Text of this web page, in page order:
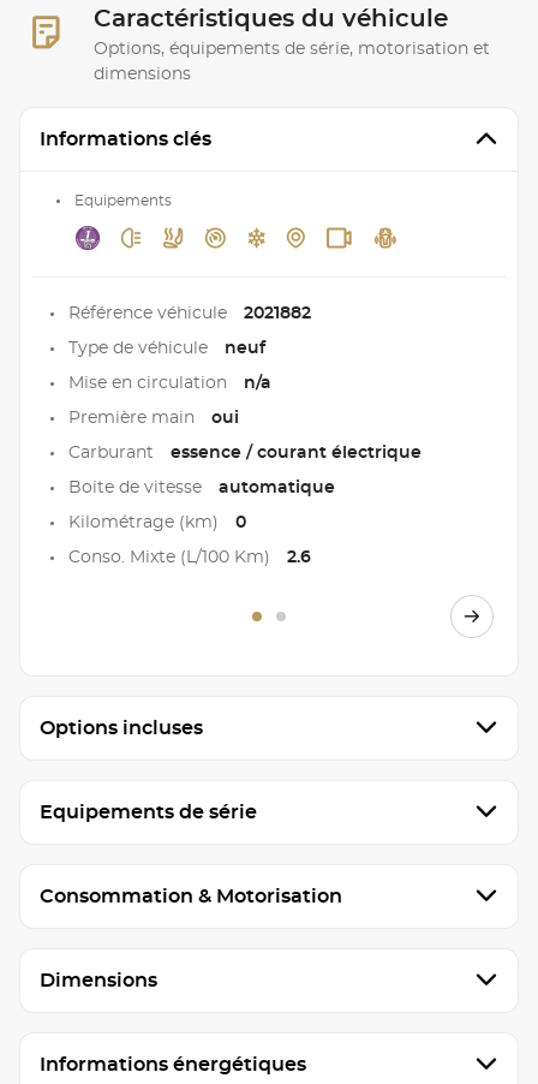
Caractéristiques du véhicule
Options, équipements de série, motorisation et
dimensions
Informations clés
Equipements
Référence véhicule 2021882
Type de véhicule neuf
Mise en circulation n/a
Première main oui
Carburant essence / courant électrique
Boite de vitesse automatique
Kilométrage (km) 0
Conso. Mixte (L/100 Km) 2.6
Options incluses
Equipements de série
Consommation & Motorisation
Dimensions
Informations énergétiques